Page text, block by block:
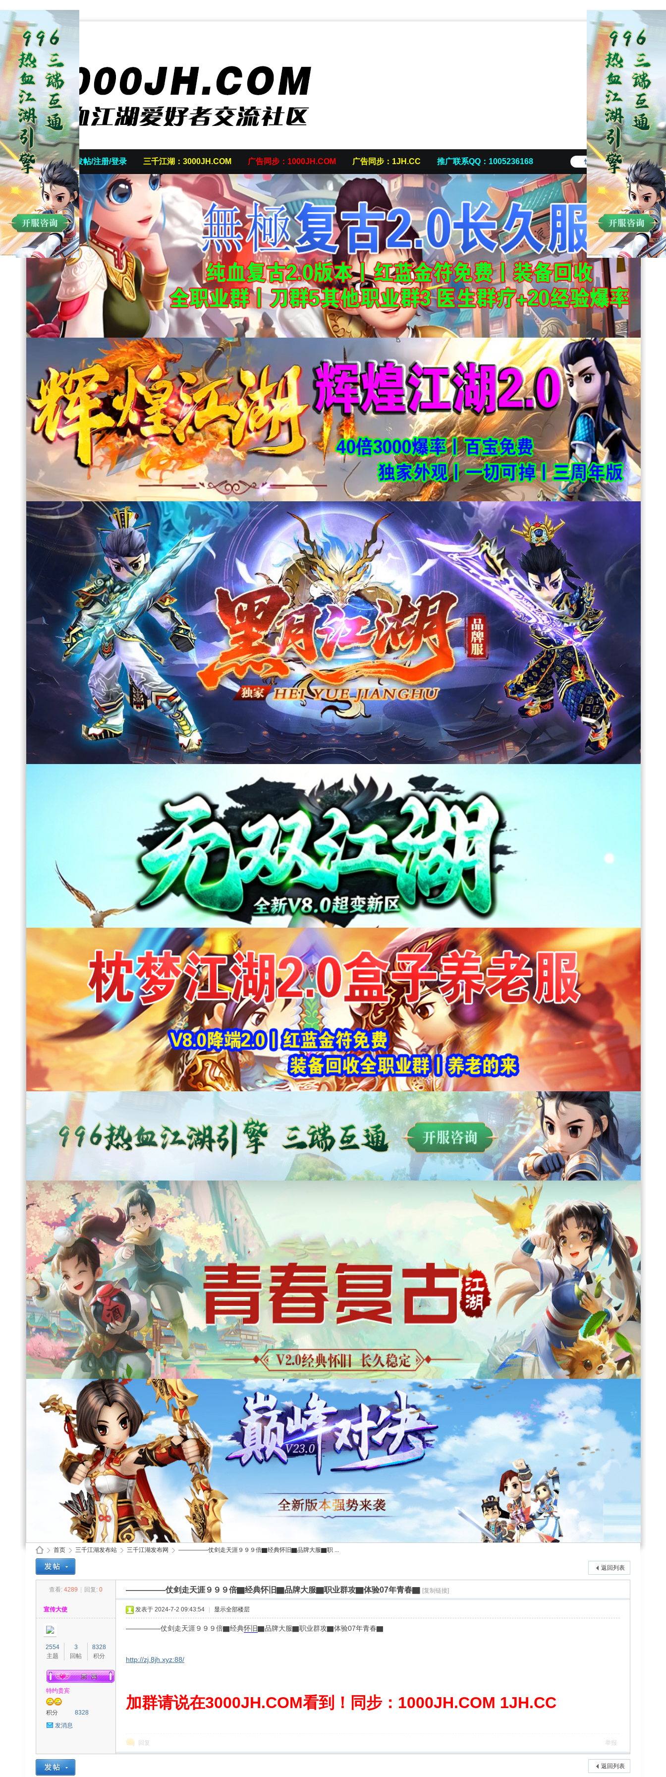
快捷导航
首页 发帖/注册/登录 三千江湖：3000JH.COM 广告同步：1000JH.COM 广告同步：1JH.CC 推广联系QQ：1005236168
首页
›
三千江湖发布站 三千江湖发布网
›
—————仗剑走天涯９９９倍▇经典怀旧▇品牌大服▇职 ...
返回列表
查看: 4289 回复: 0 —————仗剑走天涯９９９倍▇经典怀旧▇品牌大服▇职业群攻▇体验07年青春▇ [复制链接]
宣传大使
2554
主题
3
回帖
8328
积分
特约贵宾
积分
8328
发消息
发表于 2024-7-2 09:43:54 显示全部楼层
—————仗剑走天涯９９９倍▇经典怀旧▇品牌大服▇职业群攻▇体验07年青春▇
http://zj.8jh.xyz:88/
加群请说在3000JH.COM看到！同步：1000JH.COM 1JH.CC
回复 举报
返回列表